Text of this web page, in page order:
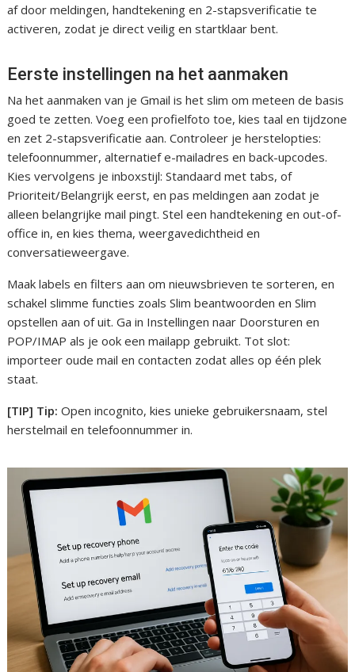
af door meldingen, handtekening en 2-stapsverificatie te
activeren, zodat je direct veilig en startklaar bent.
Eerste instellingen na het aanmaken
Na het aanmaken van je Gmail is het slim om meteen de basis
goed te zetten. Voeg een profielfoto toe, kies taal en tijdzone
en zet 2-stapsverificatie aan. Controleer je herstelopties:
telefoonnummer, alternatief e-mailadres en back-upcodes.
Kies vervolgens je inboxstijl: Standaard met tabs, of
Prioriteit/Belangrijk eerst, en pas meldingen aan zodat je
alleen belangrijke mail pingt. Stel een handtekening en out-of-
office in, en kies thema, weergavedichtheid en
conversatieweergave.
Maak labels en filters aan om nieuwsbrieven te sorteren, en
schakel slimme functies zoals Slim beantwoorden en Slim
opstellen aan of uit. Ga in Instellingen naar Doorsturen en
POP/IMAP als je ook een mailapp gebruikt. Tot slot:
importeer oude mail en contacten zodat alles op één plek
staat.
[TIP] Tip: Open incognito, kies unieke gebruikersnaam, stel
herstelmail en telefoonnummer in.